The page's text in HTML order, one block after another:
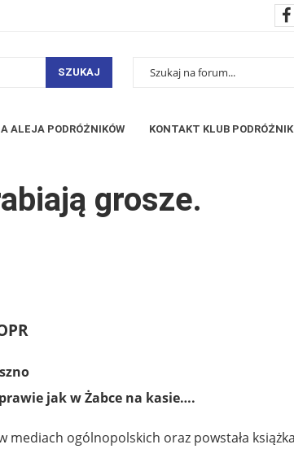
SZUKAJ
ALEJA PODRÓŻNIKÓW KONTAKT KLUB
grosze.
jak w Żabce na kasie….
mediach ogólnopolskich oraz powstała